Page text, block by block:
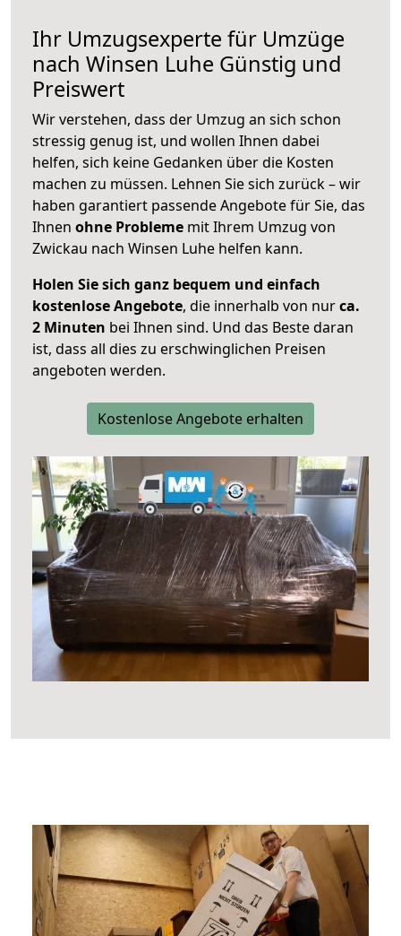
Ihr Umzugsexperte für Umzüge
nach Winsen Luhe Günstig und
Preiswert
Wir verstehen, dass der Umzug an sich schon
stressig genug ist, und wollen Ihnen dabei
helfen, sich keine Gedanken über die Kosten
machen zu müssen. Lehnen Sie sich zurück – wir
haben garantiert passende Angebote für Sie, das
Ihnen ohne Probleme mit Ihrem Umzug von
Zwickau nach Winsen Luhe helfen kann.
Holen Sie sich ganz bequem und einfach
kostenlose Angebote, die innerhalb von nurca.
2 Minuten bei Ihnen sind. Und das Beste daran
ist, dass all dies zu erschwinglichen Preisen
angeboten werden.
Kostenlose Angebote erhalten